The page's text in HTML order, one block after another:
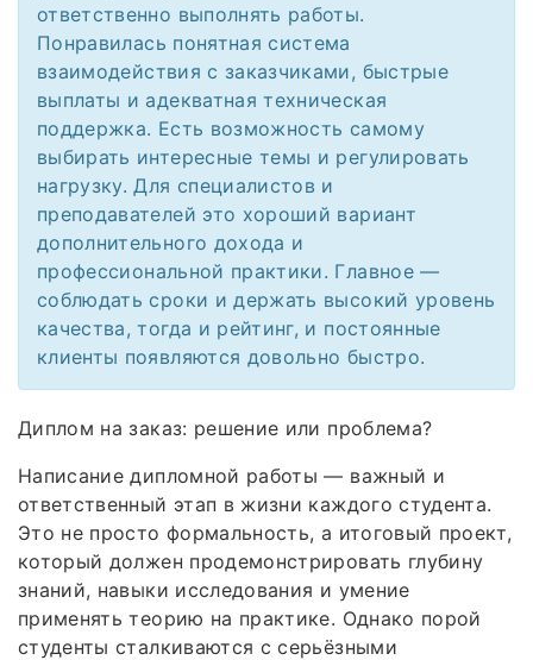
ответственно выполнять работы.
Понравилась понятная система
взаимодействия с заказчиками, быстрые
выплаты и адекватная техническая
поддержка. Есть возможность самому
выбирать интересные темы и регулировать
нагрузку. Для специалистов и
преподавателей это хороший вариант
дополнительного дохода и
профессиональной практики. Главное —
соблюдать сроки и держать высокий уровень
качества, тогда и рейтинг, и постоянные
клиенты появляются довольно быстро.
Диплом на заказ: решение или проблема?
Написание дипломной работы — важный и
ответственный этап в жизни каждого студента.
Это не просто формальность, а итоговый проект,
который должен продемонстрировать глубину
знаний, навыки исследования и умение
применять теорию на практике. Однако порой
студенты сталкиваются с серьёзными